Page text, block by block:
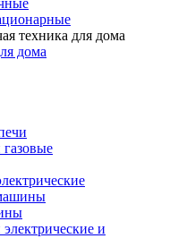
техника для дома
дома
и